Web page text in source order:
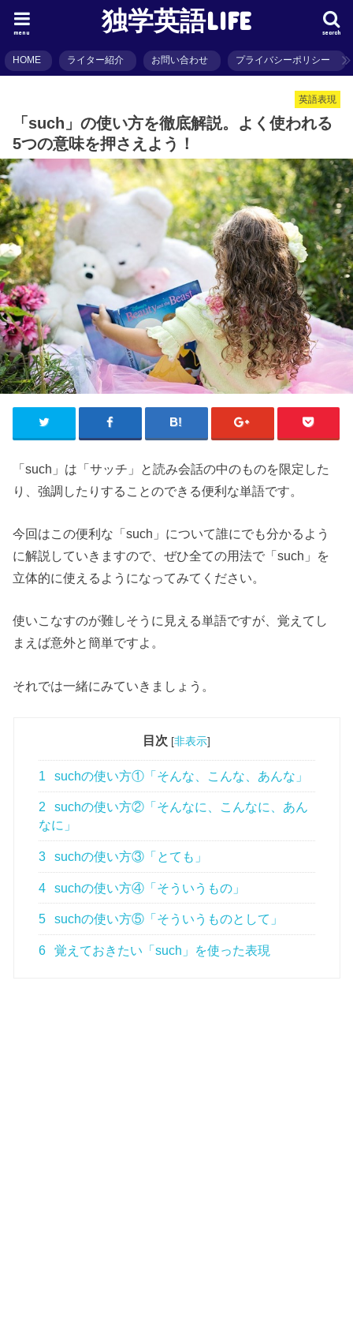
独学英語LIFE search
menu
HOME ライター紹介 お問い合わせ プライバシーポリシー
英語表現
「such」の使い方を徹底解説。よく使われる
5つの意味を押さえよう！
「such」は「サッチ」と読み会話の中のものを限定した
り、強調したりすることのできる便利な単語です。
今回はこの便利な「such」について誰にでも分かるよう
に解説していきますので、ぜひ全ての用法で「such」を
立体的に使えるようになってみてください。
使いこなすのが難しそうに見える単語ですが、覚えてし
まえば意外と簡単ですよ。
それでは一緒にみていきましょう。
目次 [非表示]
1 suchの使い方①「そんな、こんな、あんな」
2
suchの使い方②「そんなに、こんなに、あん
なに」
3 suchの使い方③「とても」
4 suchの使い方④「そういうもの」
5 suchの使い方⑤「そういうものとして」
6 覚えておきたい「such」を使った表現